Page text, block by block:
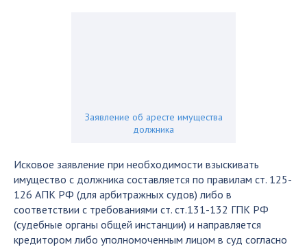
Заявление об аресте имущества
должника
Исковое заявление при необходимости взыскивать
имущество с должника составляется по правилам ст. 125-
126 АПК РФ (для арбитражных судов) либо в
соответствии с требованиями ст. ст.131-132 ГПК РФ
(судебные органы общей инстанции) и направляется
кредитором либо уполномоченным лицом в суд согласно